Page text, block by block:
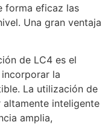
forma eficaz las
Una gran ventaja
de LC4 es el
la
La utilización de
inteligente
amplia,